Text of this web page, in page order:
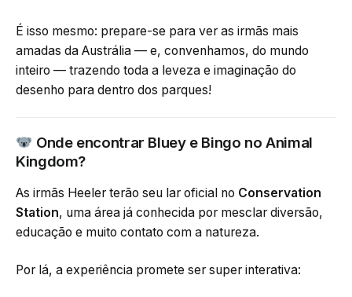
É isso mesmo: prepare-se para ver as irmãs mais
amadas da Austrália — e, convenhamos, do mundo
inteiro — trazendo toda a leveza e imaginação do
desenho para dentro dos parques!
Onde encontrar Bluey e Bingo no Animal
Kingdom?
As irmãs Heeler terão seu lar oficial no Conservation
Station, uma área já conhecida por mesclar diversão,
educação e muito contato com a natureza.
Por lá, a experiência promete ser super interativa: